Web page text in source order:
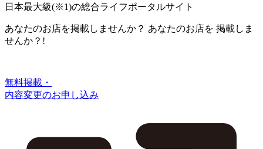
日本最大級(※1)の総合ライフポータルサイト
あなたのお店を掲載しませんか？ あなたのお店を 掲載しま
せんか？!
無料掲載・
内容変更のお申し込み